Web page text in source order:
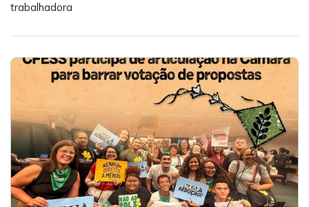
trabalhadora